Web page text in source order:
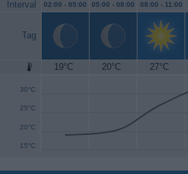
Interval 02:00 - 05:00 05:00 - 08:00 08:00 - 11:00
Tag
19°C 20°C 27°C
15°C
20°C
25°C
30°C
35°C